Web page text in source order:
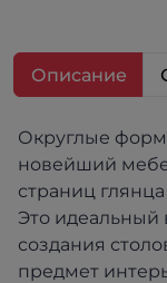
Описание
Округлые
новейший
страниц
Это идеальный
создания
предмет